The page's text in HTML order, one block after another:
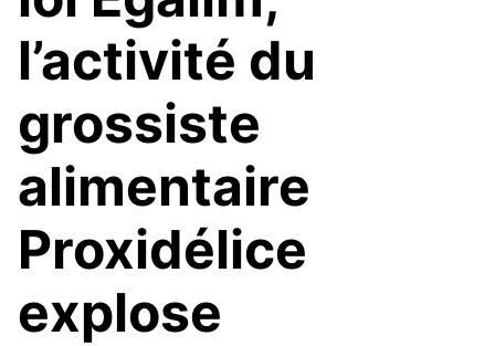
l’activité du
grossiste
alimentaire
Proxidélice
explose